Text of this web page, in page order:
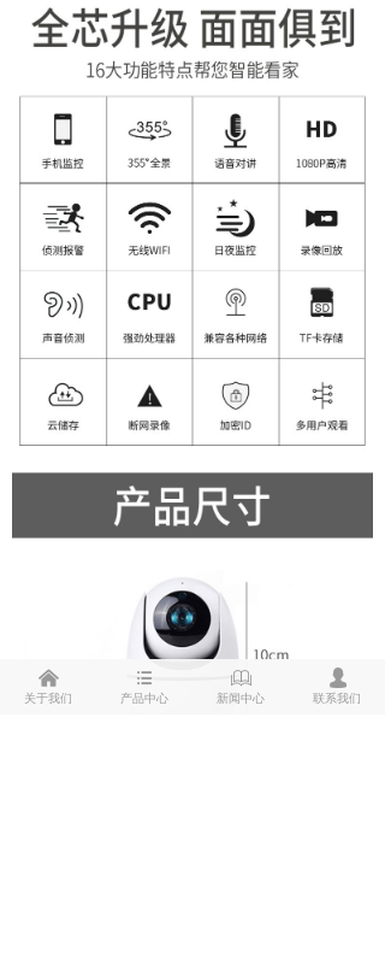
낀
关于我们
뀑
产品中心
ꁡ
新闻中心
넙
联系我们